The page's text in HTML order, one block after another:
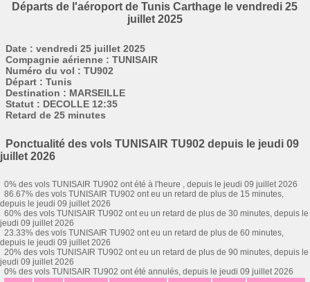
Départs de l'aéroport de Tunis Carthage le vendredi 25
juillet 2025
Date : vendredi 25 juillet 2025
Compagnie aérienne : TUNISAIR
Numéro du vol : TU902
Départ : Tunis
Destination : MARSEILLE
Statut : DECOLLE 12:35
Retard de 25 minutes
Ponctualité des vols TUNISAIR TU902 depuis le jeudi 09
juillet 2026
0% des vols TUNISAIR TU902 ont été à l'heure , depuis le jeudi 09 juillet 2026
86.67% des vols TUNISAIR TU902 ont eu un retard de plus de 15 minutes,
depuis le jeudi 09 juillet 2026
60% des vols TUNISAIR TU902 ont eu un retard de plus de 30 minutes, depuis le
jeudi 09 juillet 2026
23.33% des vols TUNISAIR TU902 ont eu un retard de plus de 60 minutes,
depuis le jeudi 09 juillet 2026
20% des vols TUNISAIR TU902 ont eu un retard de plus de 90 minutes, depuis le
jeudi 09 juillet 2026
0% des vols TUNISAIR TU902 ont été annulés, depuis le jeudi 09 juillet 2026